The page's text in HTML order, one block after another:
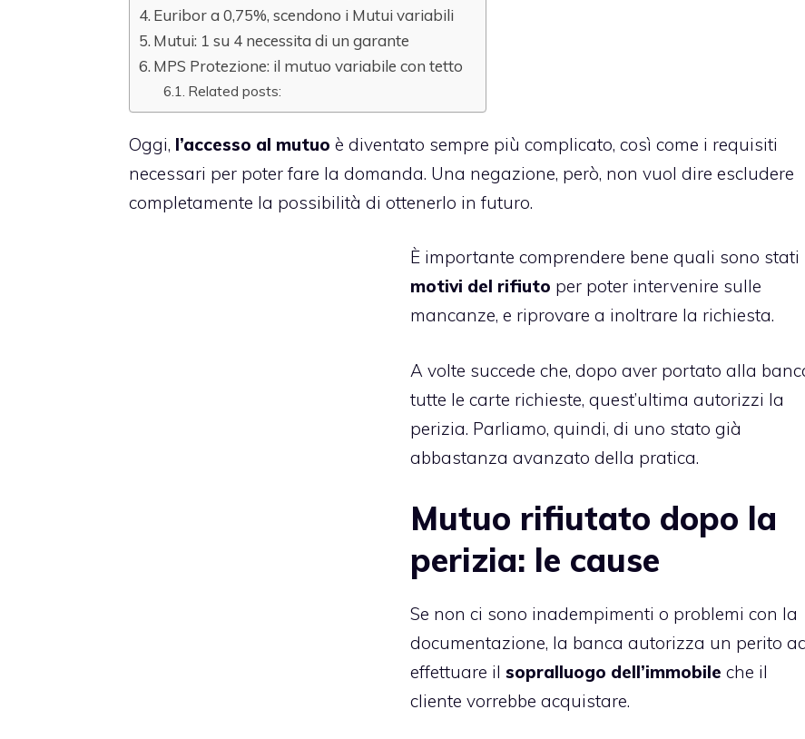
Euribor a 0,75%, scendono i Mutui variabili
Mutui: 1 su 4 necessita di un garante
MPS Protezione: il mutuo variabile con tetto
Related posts:
Oggi, l’accesso al mutuo è diventato sempre più complicato, così come i requisiti
necessari per poter fare la domanda. Una negazione, però, non vuol dire escludere
completamente la possibilità di ottenerlo in futuro.
È importante comprendere bene quali sono stati
motivi del rifiuto per poter intervenire sulle
mancanze, e riprovare a inoltrare la richiesta.
A volte succede che, dopo aver portato alla
tutte le carte richieste, quest’ultima autorizzi la
perizia. Parliamo, quindi, di uno stato già
abbastanza avanzato della pratica.
Mutuo rifiutato dopo la
perizia: le cause
Se non ci sono inadempimenti o problemi con la
documentazione, la banca autorizza un perito
effettuare il sopralluogo dell’immobile che il
cliente vorrebbe acquistare.